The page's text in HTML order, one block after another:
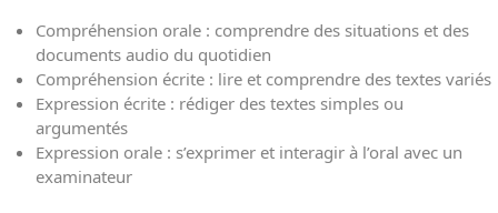
Compréhension orale : comprendre des situations et des
documents audio du quotidien
Compréhension écrite : lire et comprendre des textes variés
Expression écrite : rédiger des textes simples ou
argumentés
Expression orale : s’exprimer et interagir à l’oral avec un
examinateur